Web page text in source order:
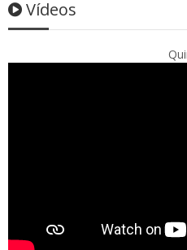
Vídeos